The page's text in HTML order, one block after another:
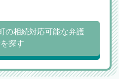
の相続対応可能な弁護
探す